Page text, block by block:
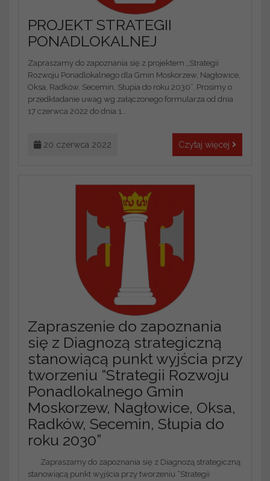
PROJEKT STRATEGII
PONADLOKALNEJ
Zapraszamy do zapoznania się z projektem „Strategii
Rozwoju Ponadlokalnego dla Gmin Moskorzew, Nagłowice,
Oksa, Radków, Secemin, Słupia do roku 2030”. Prosimy o
przedkładanie uwag wg załączonego formularza od dnia
17 czerwca 2022 do dnia 1...
20 czerwca 2022 Czytaj więcej
Zapraszenie do zapoznania
się z Diagnozą strategiczną
stanowiącą punkt wyjścia przy
tworzeniu “Strategii Rozwoju
Ponadlokalnego Gmin
Moskorzew, Nagłowice, Oksa,
Radków, Secemin, Słupia do
roku 2030”
Zapraszamy do zapoznania się z Diagnozą strategiczną
stanowiącą punkt wyjścia przy tworzeniu “Strategii